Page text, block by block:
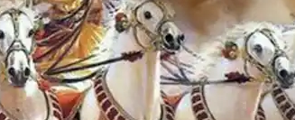
वेद माना जाता है। इसकी रचना
बहुत सी घटनाएं, संबंध और ज्ञान-विज्ञान
के लिए ही नहीं बल्कि इससे जुड़े श्राप,